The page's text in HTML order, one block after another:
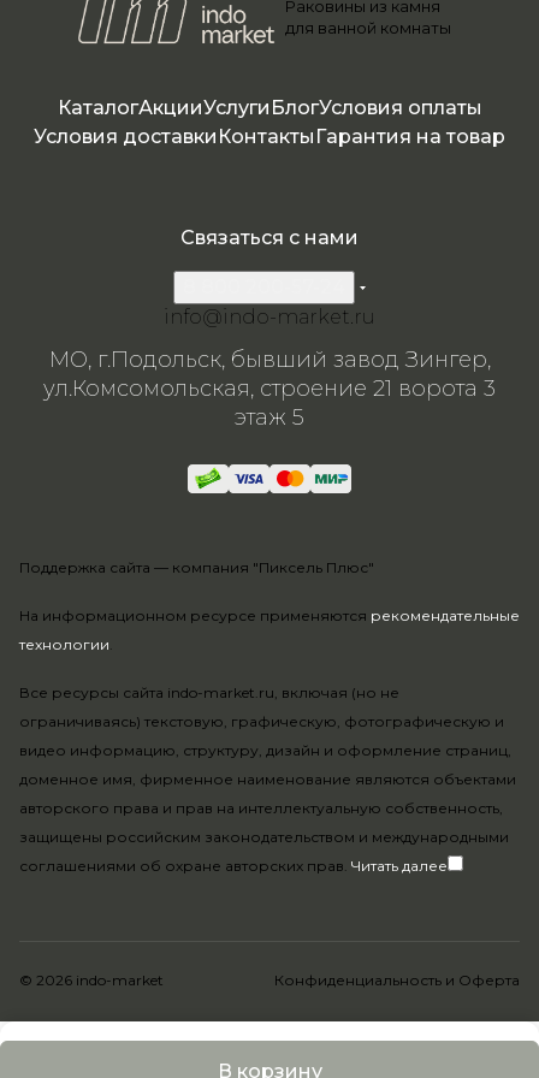
я
В корзину
Раковины из камня
для ванной комнаты
КаталогАкцииУслуги БлогУсловия оплаты
Условия доставки Контакты Гарантия на товар
На информационном ресурсе применяются рекомендательные
технологии.
Все ресурсы сайта indo-market.ru, включая (но не
ограничиваясь) текстовую, графическую, фотографическую и
видео информацию, структуру, дизайн и оформление страниц,
доменное имя, фирменное наименование являются объектами
авторского права и прав на интеллектуальную собственность,
защищены российским законодательством и международными
соглашениями об охране авторских прав. Читать далее
Связаться с нами
info@indo-market.ru
МО, г.Подольск, бывший завод Зингер,
ул.Комсомольская, строение 21 ворота 3
этаж 5
Поддержка сайта — компания "Пиксель Плюс"
© 2026 indo-market Конфиденциальность и Оферта